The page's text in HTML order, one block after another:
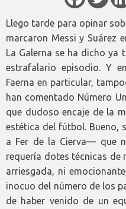
Llego tarde para opinar
marcaron Messi y Suárez
La Galerna se ha dicho ya
estrafalario episodio. Y
Faerna en particular,
han comentado Número
que dudoso encaje de la
estética del fútbol. Bueno,
a Fer de la Cierva— que
requería dotes técnicas de
arriesgada, ni
inocuo del número de los
de haber venido de un